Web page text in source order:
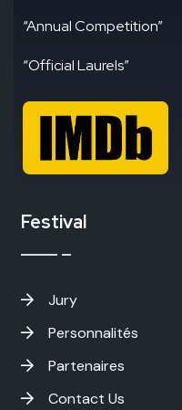
“Annual Competition”
“Official Laurels”
Festival
Jury
Personnalités
Partenaires
Contact Us